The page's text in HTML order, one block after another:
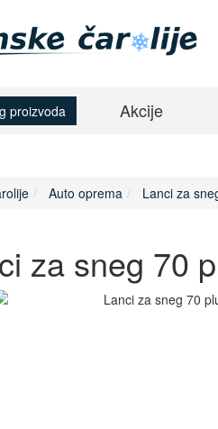
proizvoda Akcije
Auto oprema Lanci za
za sneg 70